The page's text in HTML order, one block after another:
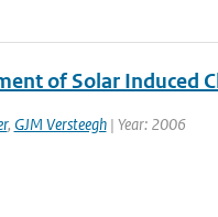
of Solar Induced
, GJM Versteegh| Year: 2006